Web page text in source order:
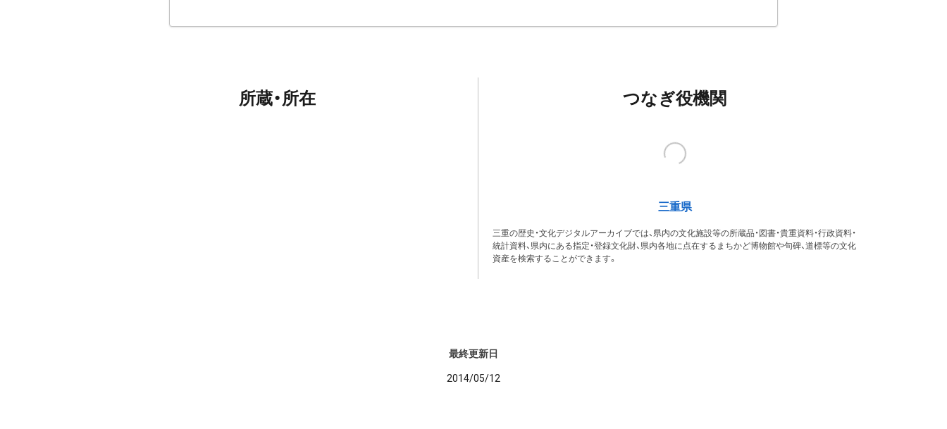
所蔵・所在 つなぎ役機関
三重県
三重の歴史・文化デジタルアーカイブでは、県内の文化施設等の所蔵品・図書・貴重資料・行政資料・
統計資料、県内にある指定・登録文化財、県内各地に点在するまちかど博物館や句碑、道標等の文化
資産を検索することができます。
最終更新日
2014/05/12